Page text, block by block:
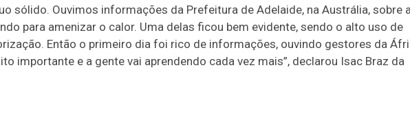
sólido. Ouvimos informações da Prefeitura de Adelaide, na Austrália, sobre
para amenizar o calor. Uma delas ficou bem evidente, sendo o alto uso de
Então o primeiro dia foi rico de informações, ouvindo gestores da
importante e a gente vai aprendendo cada vez mais”, declarou Isac Braz da